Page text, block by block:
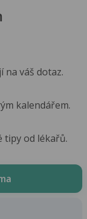
na váš dotaz.
kalendářem.
tipy od lékařů.